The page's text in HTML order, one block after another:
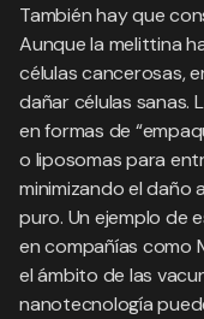
También hay que
Aunque la melittina
células cancerosas,
dañar células sanas.
en formas de
o liposomas para
minimizando el daño
puro. Un ejemplo de
en compañías como
el ámbito de las
nanotecnología